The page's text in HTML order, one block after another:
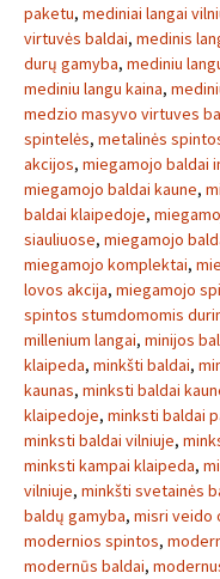
paketu, mediniai langai
virtuvės baldai, medinis
durų gamyba, mediniu
mediniu langu kaina,
medzio masyvo virtuves
spintelės, metalinės
akcijos, miegamojo baldai
miegamojo baldai kaune,
baldai klaipedoje,
siauliuose, miegamojo
miegamojo komplektai,
lovos akcija, miegamojo
spintos stumdomomis
millenium langai, minijos
klaipeda, minkšti baldai,
kaunas, minksti baldai
klaipedoje, minksti baldai
minksti baldai vilniuje,
minksti kampai klaipeda,
vilniuje, minkšti svetainės
baldų gamyba, misri veido
modernios spintos,
modernūs baldai,